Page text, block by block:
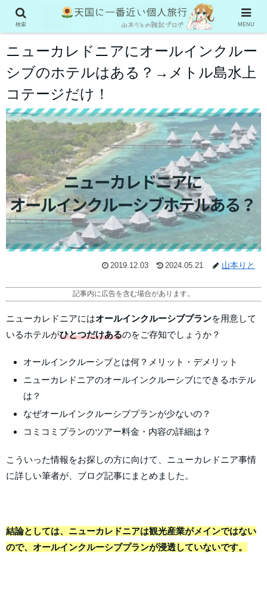
ニューカレドニア旅行
ニューカレドニアにオールインクルー
シブのホテルはある？→メトル島水上
コテージだけ！
2019.12.03 2024.05.21 山本りと
記事内に広告を含む場合があります。
ニューカレドニアにはオールインクルーシブプランを用意して
いるホテルがひとつだけあるのをご存知でしょうか？
オールインクルーシブとは何？メリット・デメリット
ニューカレドニアのオールインクルーシブにできるホテル
は？
なぜオールインクルーシブプランが少ないの？
コミコミプランのツアー料金・内容の詳細は？
こういった情報をお探しの方に向けて、ニューカレドニア事情
に詳しい筆者が、ブログ記事にまとめました。
結論としては、ニューカレドニアは観光産業がメインではない
ので、オールインクルーシブプランが浸透していないです。
検索 MENU